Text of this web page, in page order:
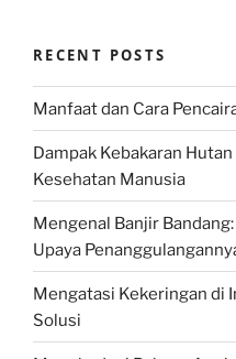
RECENT POSTS
Manfaat dan Cara
Dampak Kebakaran
Kesehatan Manusia
Mengenal Banjir
Upaya
Mengatasi Kekeringan di
Solusi